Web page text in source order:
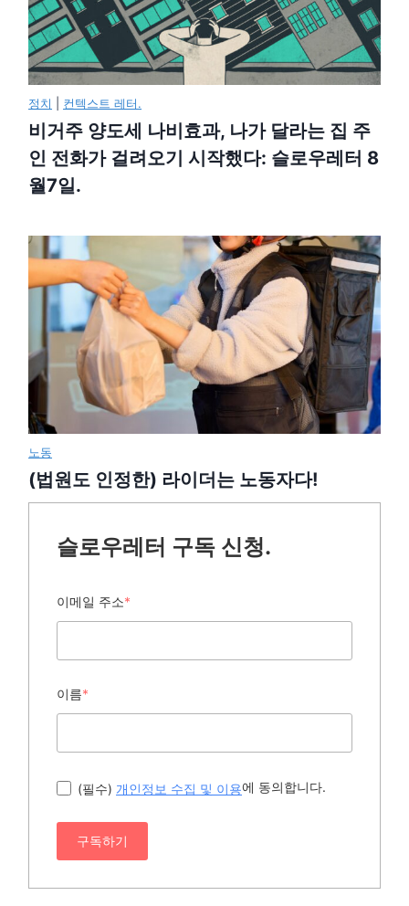
정치 컨텍스트 레터.
비거주 양도세 나비효과, 나가 달라는 집 주
인 전화가 걸려오기 시작했다: 슬로우레터 8
월7일.
노동
(법원도 인정한) 라이더는 노동자다!
슬로우레터 구독 신청.
이메일 주소*
이름*
(필수) 개인정보 수집 및 이용에 동의합니다.
구독하기